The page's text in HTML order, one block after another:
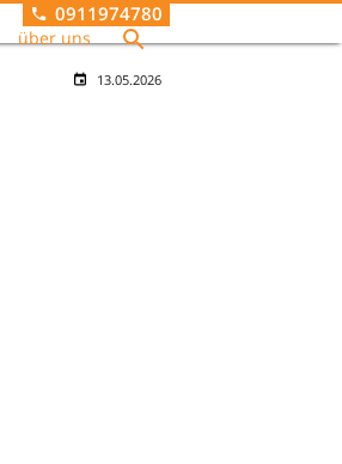
über uns
0911974780
13.05.2026